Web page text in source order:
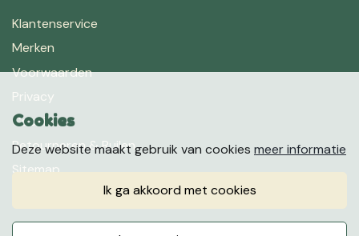
Klantenservice
Merken
Voorwaarden
Privacy
Cookies
Retourneren & Ruilen
Sitemap
Cookies
Deze website maakt gebruik van cookies meer informatie
ik ga akkoord met cookies